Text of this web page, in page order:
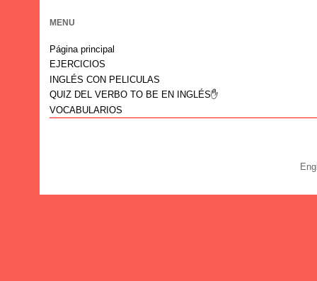
MENU
Página principal
EJERCICIOS
INGLÉS CON PELICULAS
QUIZ DEL VERBO TO BE EN INGLÉS✋
VOCABULARIOS